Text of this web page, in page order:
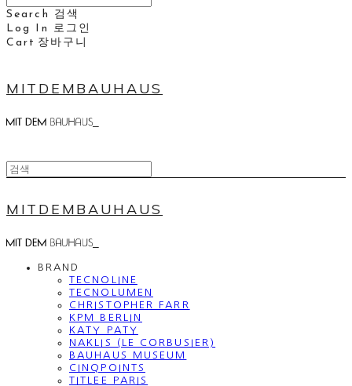
Search
검색
Log In
로그인
Cart 장바구니
MITDEMBAUHAUS
MITDEMBAUHAUS
BRAND
TECNOLINE
TECNOLUMEN
CHRISTOPHER FARR
KPM BERLIN
KATY PATY
NAKLIS (LE CORBUSIER)
BAUHAUS MUSEUM
CINQPOINTS
TITLEE PARIS